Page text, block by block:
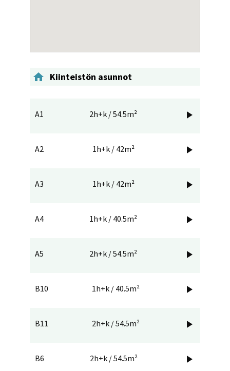
 Kiinteistön asunnot
A1 2h+k / 54.5m² 
A2 1h+k / 42m² 
A3 1h+k / 42m² 
A4 1h+k / 40.5m² 
A5 2h+k / 54.5m² 
B10 1h+k / 40.5m² 
B11 2h+k / 54.5m² 
B6 2h+k / 54.5m² 